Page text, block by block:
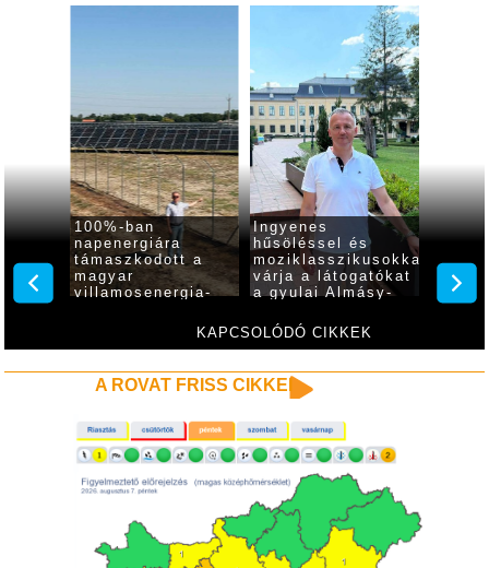
KAPCSOLÓDÓ CIKKEK
100%-ban
napenergiára
támaszkodott a
magyar
villamosenergia-
Ingyenes
hűsöléssel és
moziklasszikusokkal
várja a látogatókat
a gyulai Almásy-
A ROVAT FRISS CIKKEI